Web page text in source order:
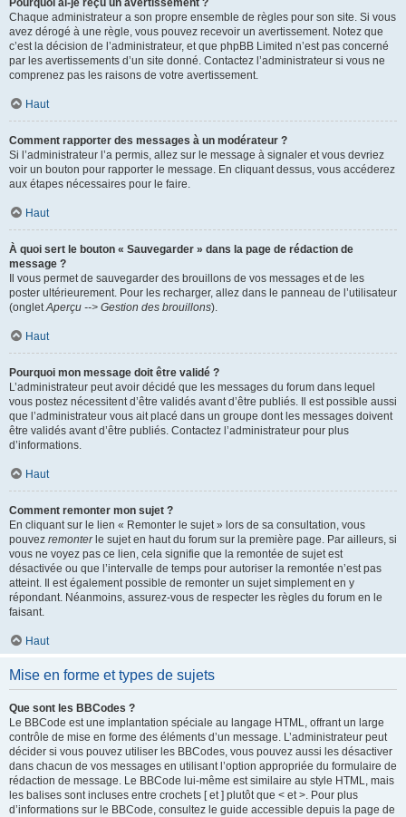
Pourquoi ai-je reçu un avertissement ?
Chaque administrateur a son propre ensemble de règles pour son site. Si vous
avez dérogé à une règle, vous pouvez recevoir un avertissement. Notez que
c’est la décision de l’administrateur, et que phpBB Limited n’est pas concerné
par les avertissements d’un site donné. Contactez l’administrateur si vous ne
comprenez pas les raisons de votre avertissement.
Haut
Comment rapporter des messages à un modérateur ?
Si l’administrateur l’a permis, allez sur le message à signaler et vous devriez
voir un bouton pour rapporter le message. En cliquant dessus, vous accéderez
aux étapes nécessaires pour le faire.
Haut
À quoi sert le bouton « Sauvegarder » dans la page de rédaction de
message ?
Il vous permet de sauvegarder des brouillons de vos messages et de les
poster ultérieurement. Pour les recharger, allez dans le panneau de l’utilisateur
(ongletAperçu --> Gestion des brouillons).
Haut
Pourquoi mon message doit être validé ?
L’administrateur peut avoir décidé que les messages du forum dans lequel
vous postez nécessitent d’être validés avant d’être publiés. Il est possible aussi
que l’administrateur vous ait placé dans un groupe dont les messages doivent
être validés avant d’être publiés. Contactez l’administrateur pour plus
d’informations.
Haut
Comment remonter mon sujet ?
En cliquant sur le lien « Remonter le sujet » lors de sa consultation, vous
pouvez remonterle sujet en haut du forum sur la première page. Par ailleurs, si
vous ne voyez pas ce lien, cela signifie que la remontée de sujet est
désactivée ou que l’intervalle de temps pour autoriser la remontée n’est pas
atteint. Il est également possible de remonter un sujet simplement en y
répondant. Néanmoins, assurez-vous de respecter les règles du forum en le
faisant.
Haut
Mise en forme et types de sujets
Que sont les BBCodes ?
Le BBCode est une implantation spéciale au langage HTML, offrant un large
contrôle de mise en forme des éléments d’un message. L’administrateur peut
décider si vous pouvez utiliser les BBCodes, vous pouvez aussi les désactiver
dans chacun de vos messages en utilisant l’option appropriée du formulaire de
rédaction de message. Le BBCode lui-même est similaire au style HTML, mais
les balises sont incluses entre crochets [ et ] plutôt que < et >. Pour plus
d’informations sur le BBCode, consultez le guide accessible depuis la page de